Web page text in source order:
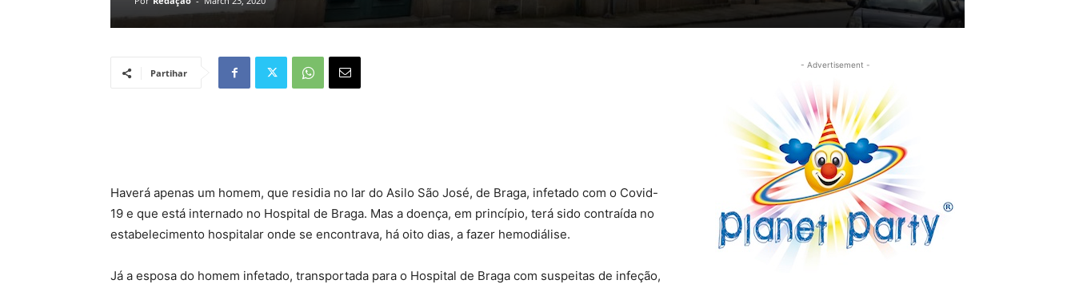
Partihar
Haverá apenas um homem, que residia no lar do Asilo São José, de Braga, infetado com o Covid-
19 e que está internado no Hospital de Braga. Mas a doença, em princípio, terá sido contraída no
estabelecimento hospitalar onde se encontrava, há oito dias, a fazer hemodiálise.
Já a esposa do homem infetado, transportada para o Hospital de Braga com suspeitas de infeção,
- Advertisement -